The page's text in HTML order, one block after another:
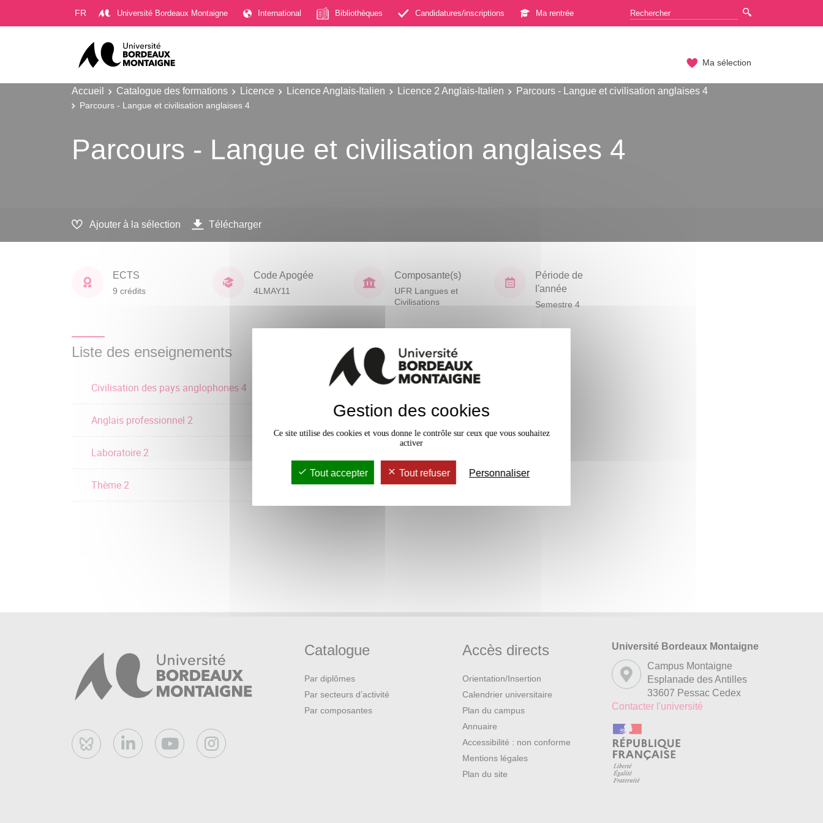
FR Université Bordeaux Montaigne International Bibliothèques Candidatures/inscriptions Ma rentrée
Ma sélection
Accueil Catalogue des formations Licence Licence Anglais-Italien Licence 2 Anglais-Italien Parcours - Langue et civilisation anglaises 4
Parcours - Langue et civilisation anglaises 4
Parcours - Langue et civilisation anglaises 4
Ajouter à la sélection Télécharger
ECTS
9 crédits
Code Apogée
4LMAY11
Composante(s)
UFR Langues et
Civilisations
Période de
l'année
Semestre 4
Liste des enseignements
Civilisation des pays anglophones 4 2 crédits
Anglais professionnel 2
Laboratoire 2
Thème 2 2 crédits
Bluesky
Catalogue
Par diplômes
Par secteurs d’activité
Par composantes
Accès directs
Orientation/Insertion
Calendrier universitaire
Plan du campus
Annuaire
Accessibilité : non conforme
Mentions légales
Plan du site
Université Bordeaux Montaigne
Campus Montaigne
Esplanade des Antilles
33607 Pessac Cedex
Contacter l'université
Gestion des cookies
Ce site utilise des cookies et vous donne le contrôle sur ceux que vous souhaitez
activer
Tout accepter Tout refuser Personnaliser